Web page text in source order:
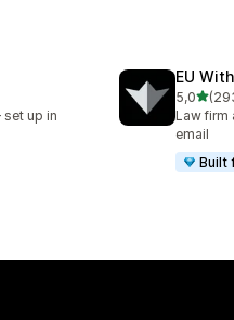
set up in
EU
5,0de 5
293
Law firm
email
Built